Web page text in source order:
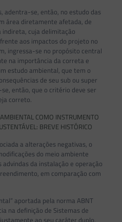
adentra-se, então, no estudo das
área diretamente afetada, de
cuja delimitação
aos impactos do projeto no
ingressa-se no propósito central
na importância da correta e
estudo ambiental, que tem o
de seu sub ou super
então, que o critério deve ser
correto.
COMO INSTRUMENTO
BREVE HISTÓRICO
a alterações negativas, o
do meio ambiente
da instalação e operação
em comparação com
aportada pela norma ABNT
na definição de Sistemas de
ao seu caráter duplo,